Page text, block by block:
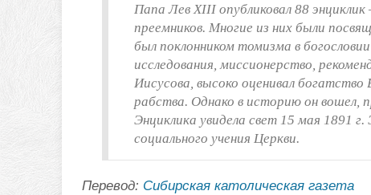
Папа Лев XIII опубликовал 88
преемников. Многие из них были
был поклонником томизма в
исследования, миссионерство,
Иисусова, высоко оценивал
рабства. Однако в историю он вошел,
Энциклика увидела свет 15 мая 1891
социального учения Церкви.
Перевод: Сибирская католическая газета